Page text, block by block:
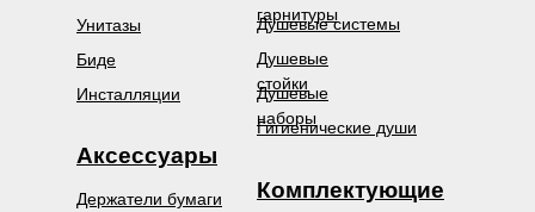
гарнитуры
Душевые системы
Гигиенические души
Аксессуары
Держатели бумаги
Комплектующие
Душевые
стойки
Душевые
наборы
Инсталляции
Биде
Унитазы